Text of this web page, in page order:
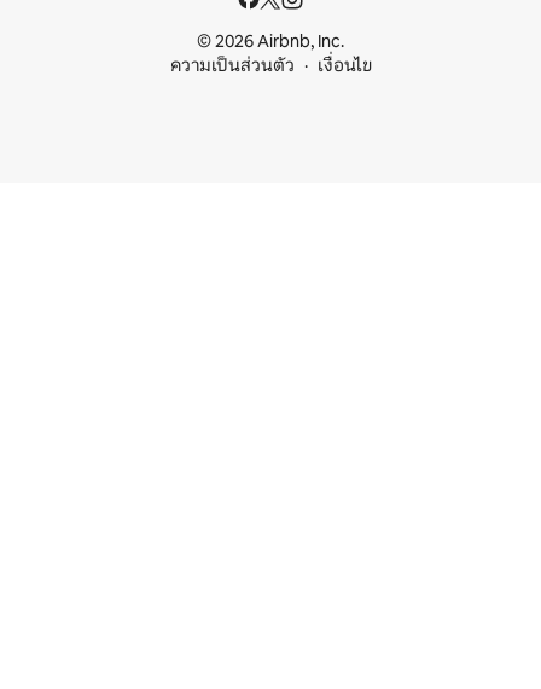
© 2026 Airbnb, Inc.
ความเป็นส่วนตัว
เงื่อนไข